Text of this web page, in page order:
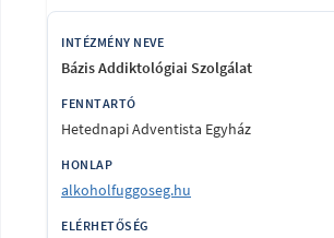
Bázis Addiktológiai Szolgálat
Hetednapi Adventista Egyház
alkoholfuggoseg.hu